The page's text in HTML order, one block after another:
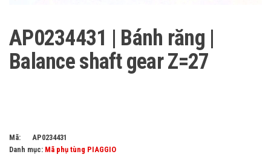
AP0234431 | Bánh răng |
Balance shaft gear Z=27
Mã:
AP0234431
Danh mục: Mã phụ tùng PIAGGIO